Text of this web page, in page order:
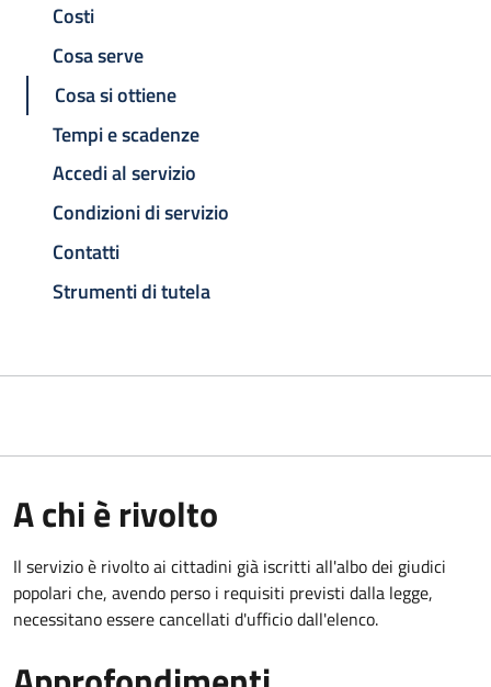
Costi
Cosa serve
Cosa si ottiene
Tempi e scadenze
Accedi al servizio
Condizioni di servizio
Contatti
Strumenti di tutela
A chi è rivolto
Il servizio è rivolto ai cittadini già iscritti all'albo dei giudici
popolari che, avendo perso i requisiti previsti dalla legge,
necessitano essere cancellati d'ufficio dall'elenco.